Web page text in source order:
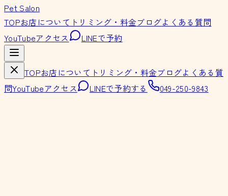
Pet Salon
TOPお店について トリミング・料金ブログよくある質問
YouTubeアクセス LINEで予約
TOPお店について トリミング・料金ブログよくある質
問YouTubeアクセス LINEで予約する 049-250-9843